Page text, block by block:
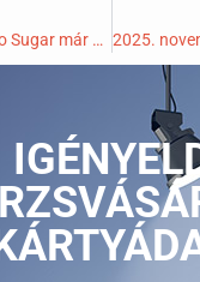
Lando Norris Zero Sugar már a TrafikPontokon is!